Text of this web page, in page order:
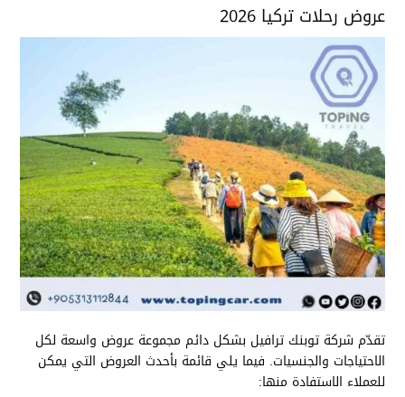
عروض رحلات تركيا 2026
تقدّم شركة توبنك ترافيل بشكل دائم مجموعة عروض واسعة لكل
الاحتياجات والجنسيات. فيما يلي قائمة بأحدث العروض التي يمكن
للعملاء الاستفادة منها: